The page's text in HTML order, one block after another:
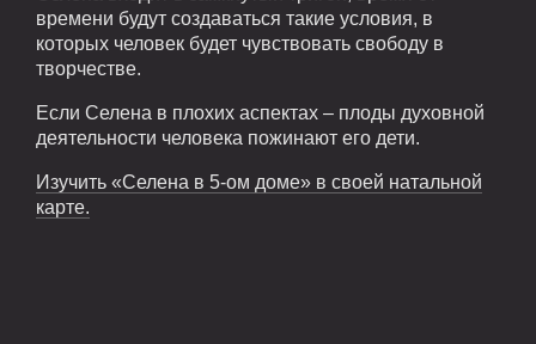
времени будут создаваться такие условия, в
которых человек будет чувствовать свободу в
творчестве.
Если Селена в плохих аспектах – плоды духовной
деятельности человека пожинают его дети.
Изучить «Селена в 5-ом доме» в своей натальной
карте.